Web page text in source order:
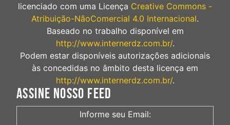
licenciado com uma Licença Creative Commons -
Atribuição-NãoComercial 4.0 Internacional.
Baseado no trabalho disponível em
http://www.internerdz.com.br/.
Podem estar disponíveis autorizações adicionais
às concedidas no âmbito desta licença em
http://www.internerdz.com.br/.
ASSINE NOSSO FEED
Informe seu Email: